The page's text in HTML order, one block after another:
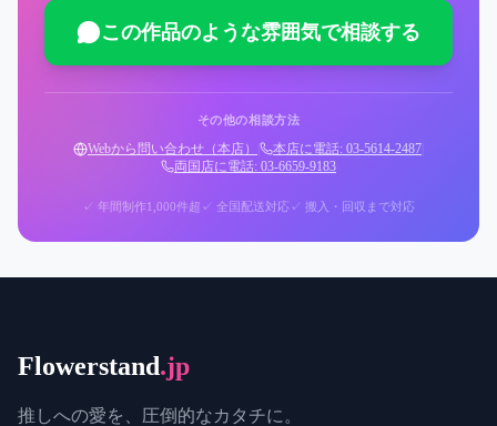
この作品のような雰囲気で相談する
その他の相談方法
Webから問い合わせ（本店） 本店に電話: 03-5614-2487
両国店に電話: 03-6659-9183
✓ 年間制作1,000件超 ✓ 全国配送対応 ✓ 搬入・回収まで対応
Flowerstand.jp
推しへの愛を、圧倒的なカタチに。